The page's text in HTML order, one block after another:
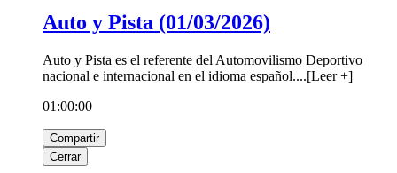
Auto y Pista (01/03/2026)
Auto y Pista es el referente del Automovilismo Deportivo
nacional e internacional en el idioma español....[Leer +]
01:00:00
Compartir
Cerrar